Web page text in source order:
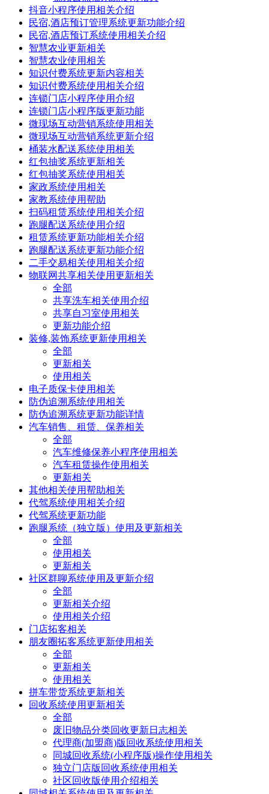
抖音小程序使用相关介绍
民宿,酒店预订管理系统更新功能介绍
民宿,酒店预订系统使用相关介绍
智慧农业更新相关
智慧农业使用相关
知识付费系统更新内容相关
知识付费系统使用相关介绍
连锁门店小程序使用介绍
连锁门店小程序版更新功能
微现场互动营销系统使用相关
微现场互动营销系统更新介绍
桶装水配送系统使用相关
红包抽奖系统更新相关
红包抽奖系统使用相关
家政系统使用相关
家教系统使用帮助
扫码租赁系统使用相关介绍
跑腿配送系统使用介绍
租赁系统更新功能相关介绍
跑腿配送系统更新功能介绍
二手交易相关使用相关介绍
物联网共享相关使用更新相关
全部
共享洗车相关使用介绍
共享自习室使用相关
更新功能介绍
装修,装饰系统更新使用相关
全部
更新相关
使用相关
电子质保卡使用相关
防伪追溯系统使用相关
防伪追溯系统更新功能详情
汽车销售、租赁、保养相关
全部
汽车维修保养小程序使用相关
汽车租赁操作使用相关
更新相关
其他相关使用帮助相关
代驾系统使用相关介绍
代驾系统更新功能
跑腿系统（独立版）使用及更新相关
全部
使用相关
更新相关
社区群聊系统使用及更新介绍
全部
更新相关介绍
使用相关介绍
门店拓客相关
朋友圈拓客系统更新使用相关
全部
更新相关
使用相关
拼车带货系统更新相关
回收系统使用更新相关
全部
废旧物品分类回收更新日志相关
代理商(加盟商)版回收系统使用相关
同城回收系统(小程序版)操作使用相关
独立门店版回收系统使用相关
社区回收版使用介绍相关